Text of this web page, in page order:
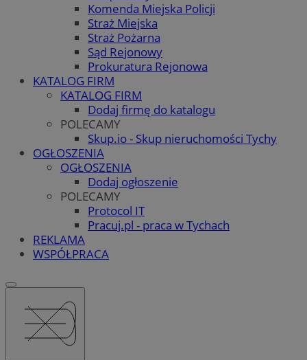
Komenda Miejska Policji
Straż Miejska
Straż Pożarna
Sąd Rejonowy
Prokuratura Rejonowa
KATALOG FIRM
KATALOG FIRM
Dodaj firmę do katalogu
POLECAMY
Skup.io - Skup nieruchomości Tychy
OGŁOSZENIA
OGŁOSZENIA
Dodaj ogłoszenie
POLECAMY
Protocol IT
Pracuj.pl - praca w Tychach
REKLAMA
WSPÓŁPRACA